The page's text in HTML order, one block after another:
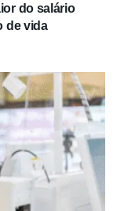
do salário
de vida